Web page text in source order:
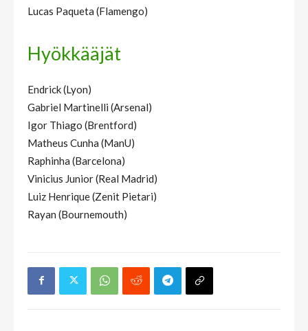
Lucas Paqueta (Flamengo)
Hyökkääjät
Endrick (Lyon)
Gabriel Martinelli (Arsenal)
Igor Thiago (Brentford)
Matheus Cunha (ManU)
Raphinha (Barcelona)
Vinicius Junior (Real Madrid)
Luiz Henrique (Zenit Pietari)
Rayan (Bournemouth)